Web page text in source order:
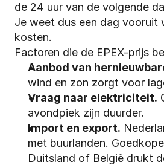
de 24 uur van de volgende
Je weet dus een dag vooruit
kosten.
Factoren die de EPEX-prijs
Aanbod van
wind en zon zorgt voor
Vraag naar elektriciteit.
avondpiek zijn duurder.
Import en export.
met buurlanden.
Duitsland of België drukt